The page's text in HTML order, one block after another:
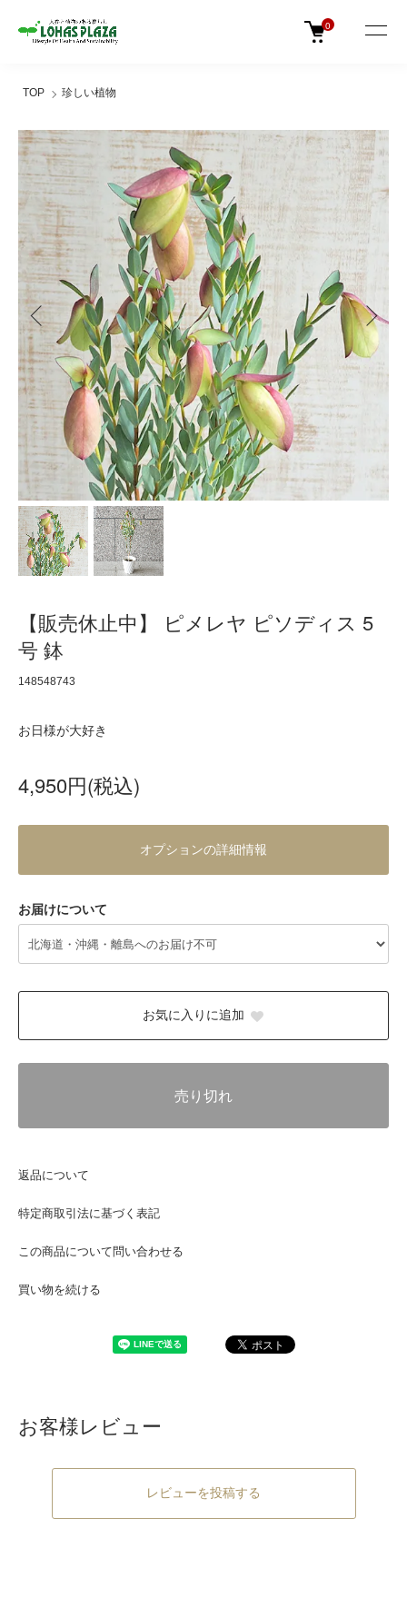
0
TOP 珍しい植物
【販売休止中】 ピメレヤ ピソディス 5
号 鉢
148548743
お日様が大好き
4,950円(税込)
オプションの詳細情報
お届けについて
お気に入りに追加
売り切れ
返品について
特定商取引法に基づく表記
この商品について問い合わせる
買い物を続ける
お客様レビュー
レビューを投稿する